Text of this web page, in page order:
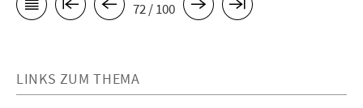
72 / 100
LINKS ZUM THEMA